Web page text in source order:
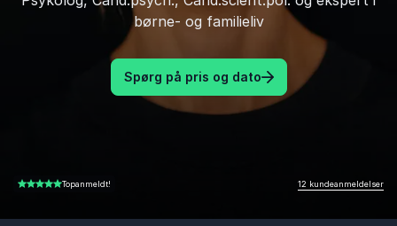
børne- og familieliv
Spørg på pris og dato
4.50 ud af 5Topanmeldt! 12 kundeanmeldelser